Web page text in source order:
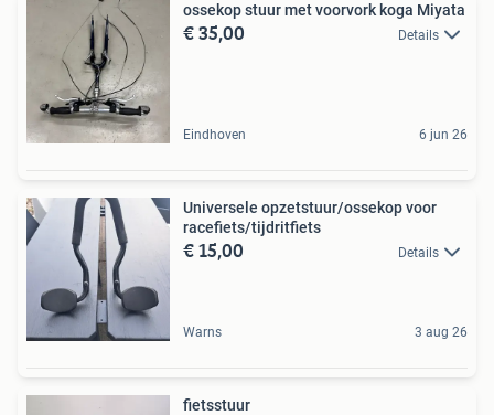
ossekop stuur met voorvork koga Miyata
€ 35,00 Details
Eindhoven 6 jun 26
Universele opzetstuur/ossekop voor
racefiets/tijdritfiets
€ 15,00 Details
Warns 3 aug 26
fietsstuur